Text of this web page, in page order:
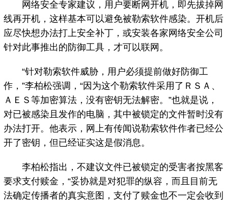
网络安全专家建议，用户要断网开机，即先拔掉网
线再开机，这样基本可以避免被勒索软件感染。开机后
应尽快想办法打上安全补丁，或安装各家网络安全公司
针对此事推出的防御工具，才可以联网。
“针对勒索软件威胁，用户必须提前做好防御工
作，”李柏松强调，“因为这个勒索软件采用了ＲＳＡ、
ＡＥＳ等加密算法，没有密钥无法解密。”也就是说，
对已被感染且发作的电脑，其中被锁定的文件暂时没有
办法打开。他表示，网上有传闻说勒索软件作者已经公
开了密钥，但已经证实这是假消息。
李柏松指出，不建议文件已被锁定的受害者按黑客
要求支付赎金，“妥协就是对犯罪的纵容，而且目前无
法确定传播者的真实意图，支付了赎金也不一定会收到